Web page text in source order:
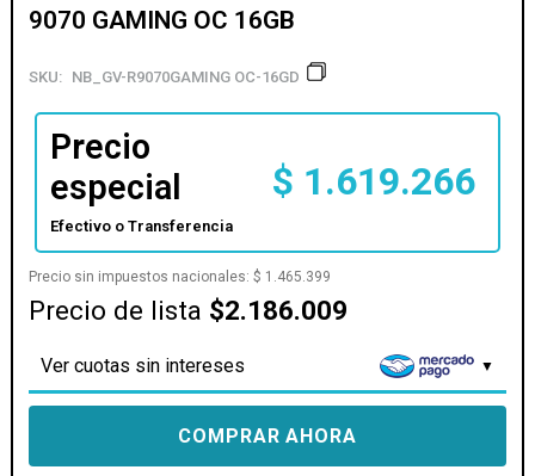
9070 GAMING OC 16GB
SKU: NB_GV-R9070GAMING OC-16GD
Precio
especial
Efectivo o Transferencia
$ 1.619.266
Precio sin impuestos nacionales:$ 1.465.399
Precio de lista $2.186.009
Ver cuotas sin intereses
COMPRAR AHORA